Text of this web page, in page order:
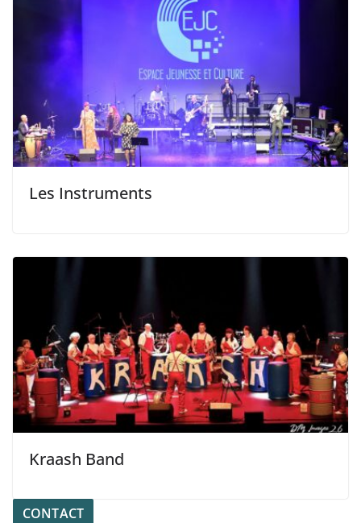
Les Instruments
Kraash Band
CONTACT